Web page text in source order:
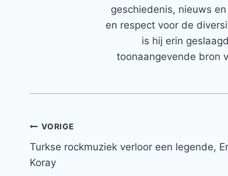
geschiedenis, nieuws
en respect voor de
is hij erin
toonaangevende bron
Bericht
navigatie
VORIGE
Turkse rockmuziek verloor een legende,
Koray